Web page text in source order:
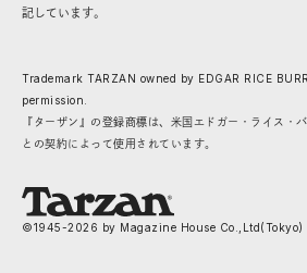
記しています。
Trademark TARZAN owned by EDGAR RICE
permission.
『ターザン』の登録商標は、米国エドガー・ライス・
との契約によって使用されています。
©1945-2026 by Magazine House Co.,Ltd(Tokyo)